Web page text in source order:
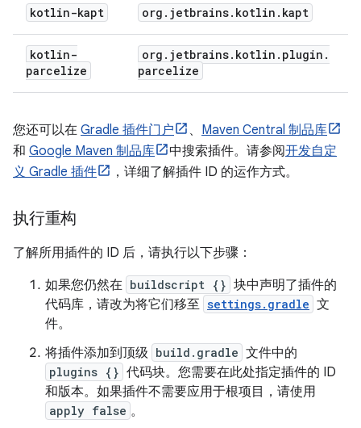
kotlin-kapt org . jetbrains. kotlin . kapt
kotlin-
parcelize
org . jetbrains. kotlin . plugin .
parcelize
您还可以在 Gradle 插件门户 、 Maven Central 制品库
和 Google Maven 制品库 中搜索插件。请参阅开发自定
义 Gradle 插件
，详细了解插件 ID 的运作方式。
执行重构
了解所用插件的 ID 后，请执行以下步骤：
如果您仍然在 buildscript {} 块中声明了插件的
代码库，请改为将它们移至 settings.gradle 文
件。
将插件添加到顶级 build.gradle 文件中的
plugins {} 代码块。您需要在此处指定插件的 ID
和版本。如果插件不需要应用于根项目，请使用
apply false 。